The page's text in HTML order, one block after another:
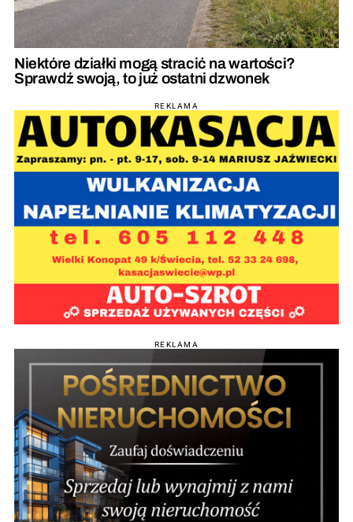
Niektóre działki mogą stracić na wartości?
Sprawdź swoją, to już ostatni dzwonek
REKLAMA
REKLAMA